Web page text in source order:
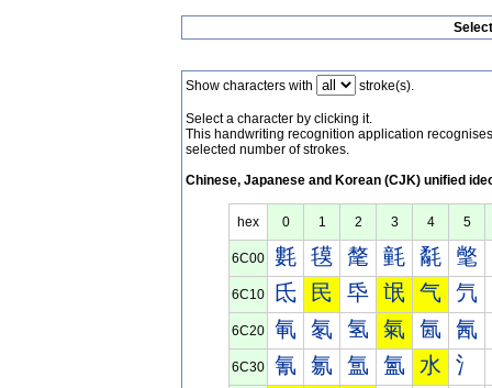
Show characters with stroke(s).
Select a character by clicking it.
This handwriting recognition application
selected number of strokes.
Chinese, Japanese and Korean (CJK) unified
hex 0 1 2 3 4 5
6C00 氀 氁 氂 氃 氄 氅
6C10 氐 民 氒 氓 气 氕
6C20 氠 氡 氢 氣 氤 氥
6C30 氰 氱 氲 氳 水 氵